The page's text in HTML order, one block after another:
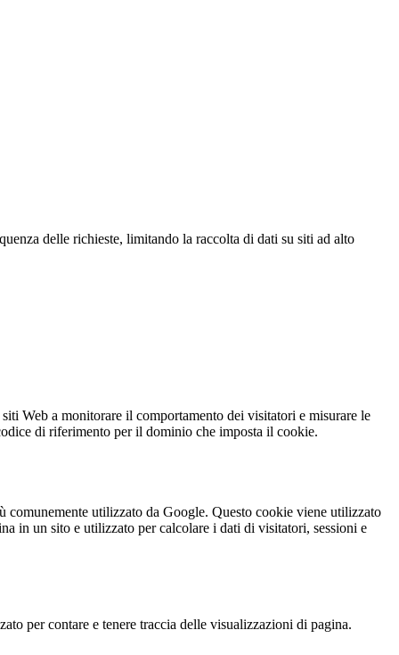
delle richieste, limitando la raccolta di dati su siti ad alto
Web a monitorare il comportamento dei visitatori e misurare le
di riferimento per il dominio che imposta il cookie.
utilizzato da Google. Questo cookie viene utilizzato
in un sito e utilizzato per calcolare i dati di visitatori, sessioni e
per contare e tenere traccia delle visualizzazioni di pagina.